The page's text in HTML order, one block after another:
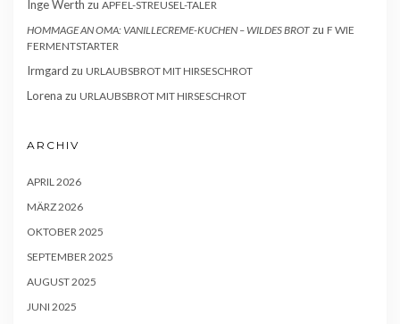
Inge Werth zu APFEL-STREUSEL-TALER
HOMMAGE AN OMA: VANILLECREME-KUCHEN – WILDES BROT zu F WIE
FERMENTSTARTER
Irmgard zu URLAUBSBROT MIT HIRSESCHROT
Lorena zu URLAUBSBROT MIT HIRSESCHROT
ARCHIV
APRIL 2026
MÄRZ 2026
OKTOBER 2025
SEPTEMBER 2025
AUGUST 2025
JUNI 2025